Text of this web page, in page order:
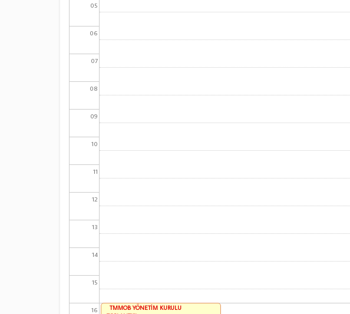
05
06
07
08
09
10
11
12
13
14
15
16
TMMOB YÖNETİM KURULU